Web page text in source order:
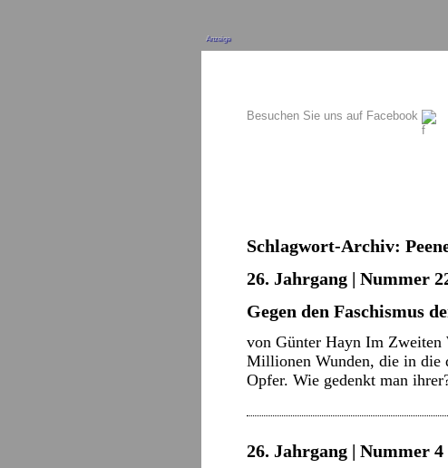
Anzeige
Besuchen Sie uns auf Facebook
Schlagwort-Archiv:
26. Jahrgang | Nummer
Gegen den Faschismus
von Günter Hayn Im Zweiten
Millionen Wunden, die in die
Opfer. Wie gedenkt man
26. Jahrgang | Nummer